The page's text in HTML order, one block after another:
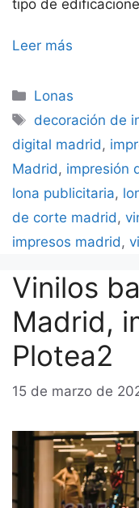
tipo de
Leer más
Categorías
Lonas
Etiquetas
decoración de
digital madrid ,
Madrid , impresión
lona publicitaria,
de corte madrid ,
impresos madrid ,
Vinilos
Madrid,
Plotea2
15 de marzo de